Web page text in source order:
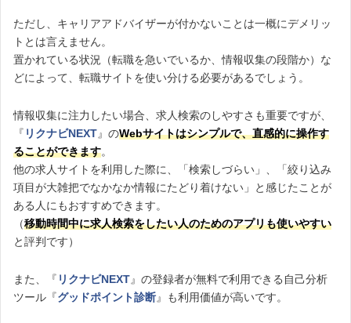
志望先が外資系で、特殊な面接をする業界だったため不安が大きか
ったが、 過去の面接質問例を頂いたり、実際に電話で練習に付き合
ってくれたりと、本当によくして頂きました。
サルタントの方を連れてきてくれました。
熱心さは他社に比べ物にならないです。
営業・ 20代後半・女性・年収400万台
始めの面談時に持参した職務経歴書・履歴書について修正指導をし
どうしても入社したい企業があり、それだけを目的にリクルートエ
ージェントに登録しました。
1回落ちてしまい途方にくれてましたが、 担当コンサルタントの方が
同企業の別部署配置を交渉してくれ、再度1次面接から再スタート、
人事・ 30代前半・女性 ・年収500万台
評価：★★★★★5
最後の企業との給与条件面での調整も、エージェントが間に入って
最初から最後まで連絡体制は万全で、いつでも連絡が取れる状態で
あった点も、大手ならではで素晴らしいなという好印象を持ちまし
豊富な求人数と担当者からの適切な紹介・提案
書類作成や面接練習など選考対策サポートの手厚さ
豊富な経験を活かした交渉力の高さ
ある人や求人数の少ない職種に転職したい人にもおすすめ です。
選考対策や企業との交渉など手厚いサポートが受けられるので、
現職の勤務を続けながらの転職活動を進めていく上でも、有力な
候補となることは間違いないでしょう。
相談
無料
式サイト
ただし、キャリアアドバイザーが付かないことは一概にデメリッ
トとは言えません。
置かれている状況（転職を急いでいるか、情報収集の段階か）な
どによって、転職サイトを使い分ける必要があるでしょう。
情報収集に注力したい場合、求人検索のしやすさも重要ですが、
『 リクナビNEXT』のWebサイトはシンプルで、直感的に操作す
ることができます。
他の求人サイトを利用した際に、「検索しづらい」、「絞り込み
項目が大雑把でなかなか情報にたどり着けない」と感じたことが
ある人にもおすすめできます。
（移動時間中に求人検索をしたい人のためのアプリも使いやすい
と評判です）
また、『 リクナビNEXT』の登録者が無料で利用できる自己分析
ツール『グッドポイント診断』も利用価値が高いです。